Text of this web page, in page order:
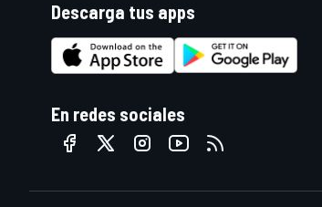
Descarga tus apps
En redes sociales